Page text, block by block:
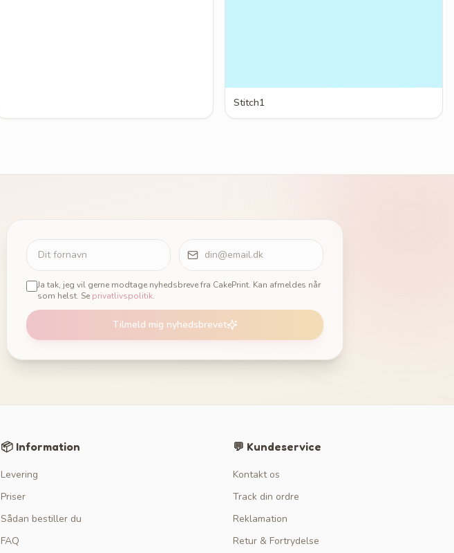
Stitch1
Ja tak, jeg vil gerne modtage nyhedsbreve fra CakePrint. Kan afmeldes når
som helst. Se privatlivspolitik.
Tilmeld mig nyhedsbrevet
📦 Information
Levering
Priser
Sådan bestiller du
FAQ
💬 Kundeservice
Kontakt os
Track din ordre
Reklamation
Retur & Fortrydelse